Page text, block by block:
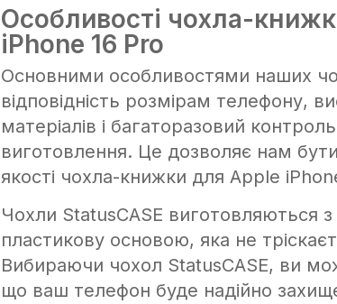
Особливості чохла-
iPhone 16 Pro
Основними особливостями наших
відповідність розмірам телефону,
матеріалів і багаторазовий контроль
виготовлення. Це дозволяє нам
якості чохла-книжки для Apple
Чохли StatusCASE виготовляються з
пластикову основою, яка не
Вибираючи чохол StatusCASE, ви
що ваш телефон буде надійно